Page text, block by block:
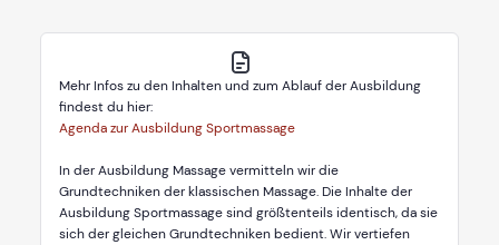
Mehr Infos zu den Inhalten und zum Ablauf der Ausbildung
findest du hier:
Agenda zur Ausbildung Sportmassage
In der Ausbildung Massage vermitteln wir die
Grundtechniken der klassischen Massage. Die Inhalte der
Ausbildung Sportmassage sind größtenteils identisch, da sie
sich der gleichen Grundtechniken bedient. Wir vertiefen